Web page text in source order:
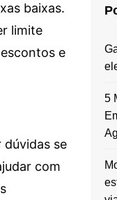
baixas.
limite
e
dúvidas se
com
5